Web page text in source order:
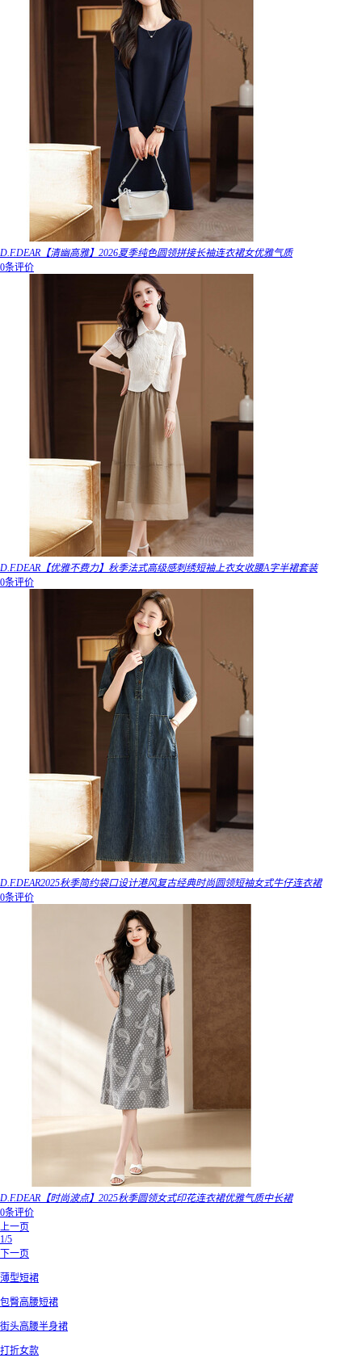
D.F.DEAR【清幽高雅】2026夏季纯色圆领拼接长袖连衣裙女优雅气质
0条评价
D.F.DEAR【优雅不费力】秋季法式高级感刺绣短袖上衣女收腰A字半裙套装
0条评价
D.F.DEAR2025秋季简约袋口设计港风复古经典时尚圆领短袖女式牛仔连衣裙
0条评价
D.F.DEAR【时尚波点】2025秋季圆领女式印花连衣裙优雅气质中长裙
0条评价
上一页
1/5
下一页
薄型短裙
包臀高腰短裙
街头高腰半身裙
打折女款